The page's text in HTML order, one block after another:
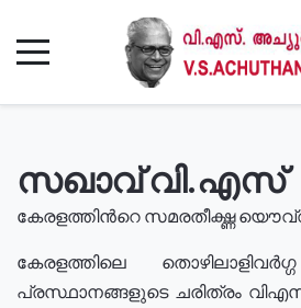
സഖാവ് വി.എസ്
കേരളത്തിൻറെ സമരതീക്ഷ്ണ
കേരളത്തിലെ
പ്രസ്ഥാനങ്ങളുടെ ചരിത്രം